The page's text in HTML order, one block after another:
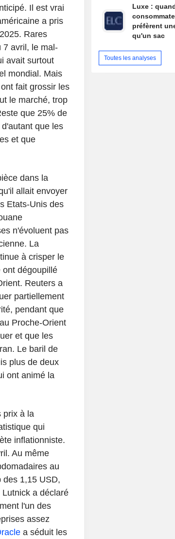
Il est vrai
a pris
Rares
7 avril, le mal-
avait surtout
mondial. Mais
fait grossir les
le marché, trop
que 25% de
que les
et que
dans la
allait envoyer
Etats-Unis des
n'évoluent pas
La
à crisper le
ont dégoupillé
Reuters a
partiellement
pendant que
Proche-Orient
et que les
Le baril de
plus de deux
ont animé la
prix à la
qui
inflationniste.
Au même
au
des 1,15 USD,
a déclaré
l'un des
assez
a séduit les
Luxe :
préfèrent
qu'un sac
Toutes les analyses